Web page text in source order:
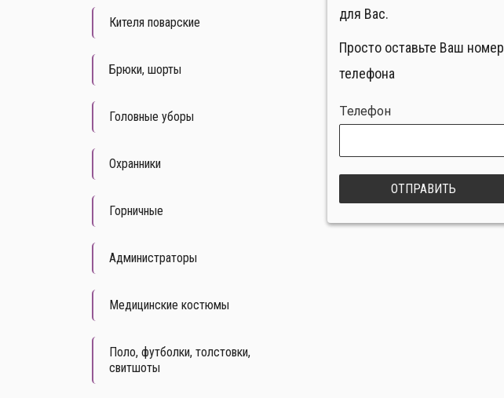
Кителя поварские
Брюки, шорты
Головные уборы
Охранники
Горничные
Администраторы
Медицинские костюмы
Поло, футболки, толстовки,
свитшоты
для Вас.
Просто оставьте Ваш номер
телефона
Телефон
ОТПРАВИТЬ